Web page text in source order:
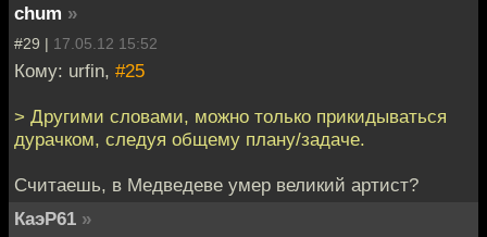
chum »
#29 | 17.05.12 15:52
Кому: urfin, #25
> Другими словами, можно только прикидываться
дурачком, следуя общему плану/задаче.
Считаешь, в Медведеве умер великий артист?
КаэР61 »